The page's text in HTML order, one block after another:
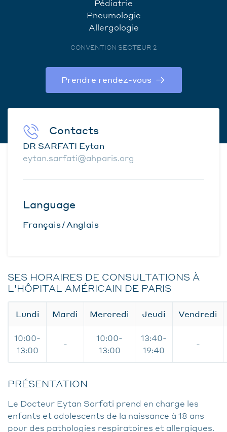
Pédiatrie
Pneumologie
Allergologie
CONVENTION SECTEUR 2
Prendre rendez-vous
Contacts
DR SARFATI Eytan
eytan.sarfati@ahparis.org
Language
Français Anglais
SES HORAIRES DE CONSULTATIONS À
L'HÔPITAL AMÉRICAIN DE PARIS
Lundi Mardi Mercredi Jeudi Vendredi
10:00-
13:00
-
10:00-
13:00
13:40-
19:40
-
PRÉSENTATION
Le Docteur Eytan Sarfati prend en charge les
enfants et adolescents de la naissance à 18 ans
pour des pathologies respiratoires et allergiques.